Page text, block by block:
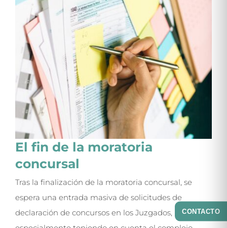
El fin de la moratoria
concursal
Tras la finalización de la moratoria concursal, se
espera una entrada masiva de solicitudes de
declaración de concursos en los Juzgados,
CONTACTO